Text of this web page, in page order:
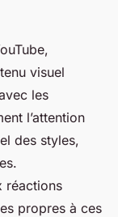
visuel
les
l’attention
des styles,
réactions
propres à ces